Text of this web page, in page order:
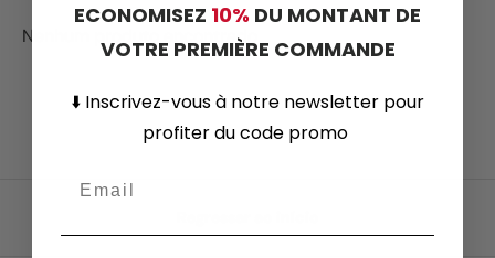
Nenhum produto encontrado
ECONOMISEZ 10% DU MONTANT DE
VOTRE PREMIÈRE COMMANDE
⬇️ Inscrivez-vousà notre newsletter pour
profiter du code promo